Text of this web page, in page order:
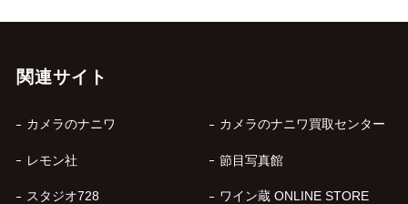
関連サイト
カメラのナニワ カメラのナニワ買取センター
レモン社 節目写真館
スタジオ728 ワイン蔵 ONLINE STORE